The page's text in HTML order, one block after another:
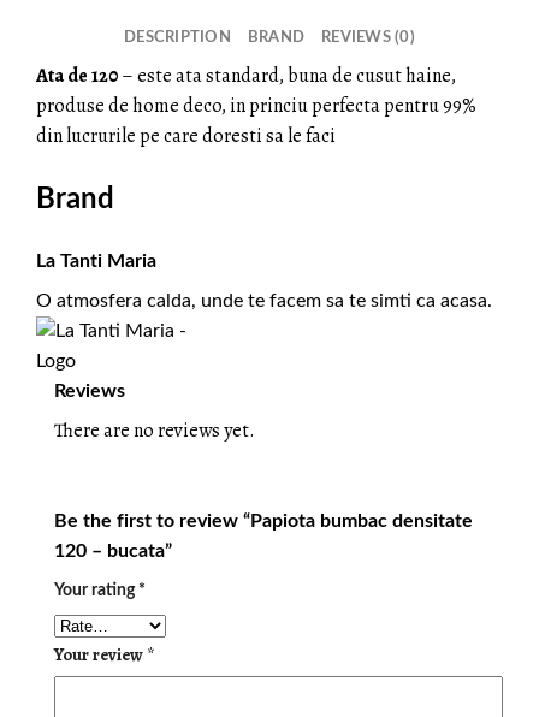
DESCRIPTION BRAND REVIEWS (0)
Ata de 120– este ata standard, buna de cusut haine,
produse de home deco, in princiu perfecta pentru 99%
din lucrurile pe care doresti sa le faci
Brand
La Tanti Maria
O atmosfera calda, unde te facem sa te simti ca acasa.
Reviews
There are no reviews yet.
Be the first to review “Papiota bumbac densitate
120 – bucata”
Your rating *
Your review *